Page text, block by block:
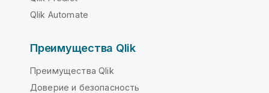
Qlik Automate
Преимущества Qlik
Преимущества Qlik
Доверие и безопасность